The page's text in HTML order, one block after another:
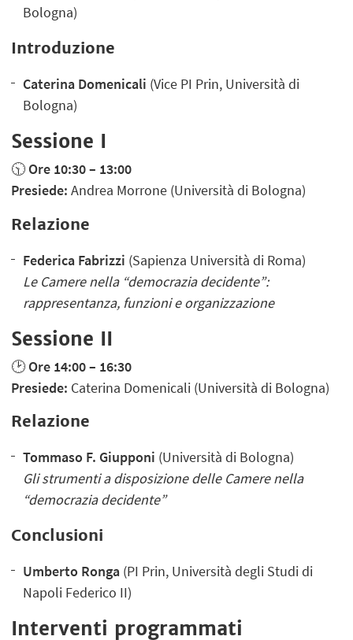
Bologna)
Introduzione
Caterina Domenicali (Vice PI Prin, Università di
Bologna)
Sessione I
🕥Ore 10:30 – 13:00
Presiede: Andrea Morrone (Università di Bologna)
Relazione
Federica Fabrizzi (Sapienza Università di Roma)
Le Camere nella “democrazia decidente”:
rappresentanza, funzioni e organizzazione
Sessione II
🕑Ore 14:00 – 16:30
Presiede: Caterina Domenicali (Università di Bologna)
Relazione
Tommaso F. Giupponi (Università di Bologna)
Gli strumenti a disposizione delle Camere nella
“democrazia decidente”
Conclusioni
Umberto Ronga (PI Prin, Università degli Studi di
Napoli Federico II)
Interventi programmati